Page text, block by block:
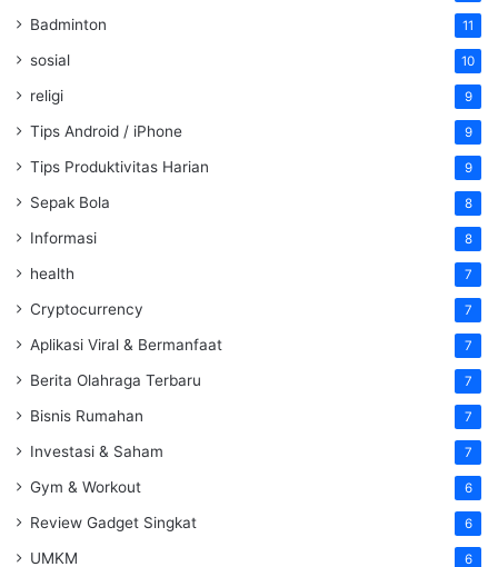
Badminton 11
sosial 10
religi 9
Tips Android / iPhone 9
Tips Produktivitas Harian 9
Sepak Bola 8
Informasi 8
health 7
Cryptocurrency 7
Aplikasi Viral & Bermanfaat 7
Berita Olahraga Terbaru 7
Bisnis Rumahan 7
Investasi & Saham 7
Gym & Workout 6
Review Gadget Singkat 6
UMKM 6